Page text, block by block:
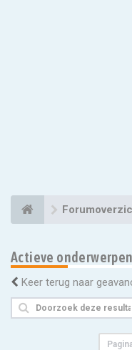
Actieve onderwerpen
Keer terug naar